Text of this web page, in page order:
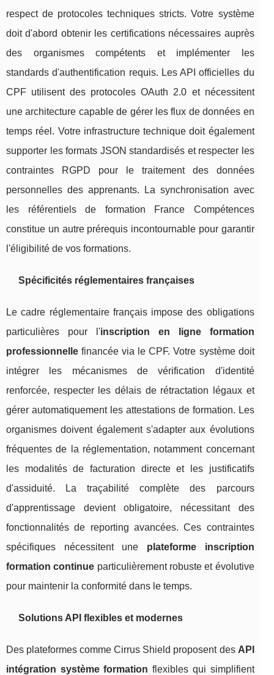
respect de protocoles techniques stricts. Votre système
doit d'abord obtenir les certifications nécessaires auprès
des organismes compétents et implémenter les
standards d'authentification requis. Les API officielles du
CPF utilisent des protocoles OAuth 2.0 et nécessitent
une architecture capable de gérer les flux de données en
temps réel. Votre infrastructure technique doit également
supporter les formats JSON standardisés et respecter les
contraintes RGPD pour le traitement des données
personnelles des apprenants. La synchronisation avec
les référentiels de formation France Compétences
constitue un autre prérequis incontournable pour garantir
l'éligibilité de vos formations.
Spécificités réglementaires françaises
Le cadre réglementaire français impose des obligations
particulières pour l'inscription en ligne formation
professionnelle financée via le CPF. Votre système doit
intégrer les mécanismes de vérification d'identité
renforcée, respecter les délais de rétractation légaux et
gérer automatiquement les attestations de formation. Les
organismes doivent également s'adapter aux évolutions
fréquentes de la réglementation, notamment concernant
les modalités de facturation directe et les justificatifs
d'assiduité. La traçabilité complète des parcours
d'apprentissage devient obligatoire, nécessitant des
fonctionnalités de reporting avancées. Ces contraintes
spécifiques nécessitent une plateforme inscription
formation continue particulièrement robuste et évolutive
pour maintenir la conformité dans le temps.
Solutions API flexibles et modernes
Des plateformes comme Cirrus Shield proposent des API
intégration système formation flexibles qui simplifient